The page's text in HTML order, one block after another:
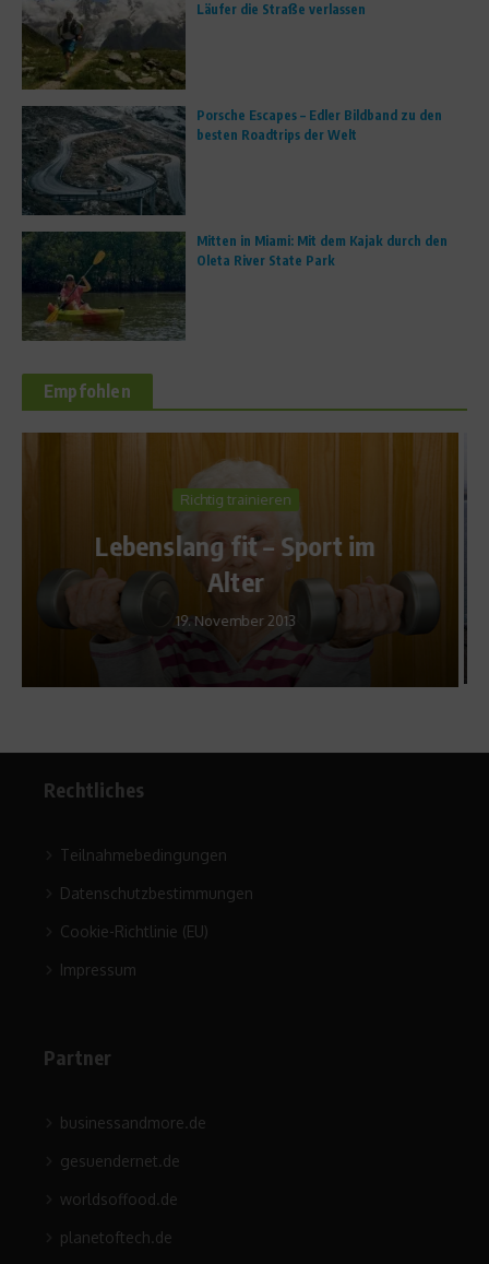
Läufer die Straße verlassen
Porsche Escapes – Edler Bildband zu den
besten Roadtrips der Welt
Mitten in Miami: Mit dem Kajak durch den
Oleta River State Park
Empfohlen
Star Interviews
„Schwimmen beim
Wasserball gelernt“ –
Interview mit Andreas
Schlotterbeck
15. Juni 2009
Rechtliches
Teilnahmebedingungen
Datenschutzbestimmungen
Cookie-Richtlinie (EU)
Impressum
Partner
businessandmore.de
gesuendernet.de
worldsoffood.de
planetoftech.de